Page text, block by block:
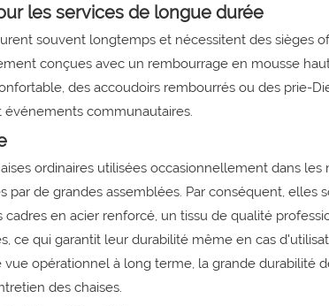
les services de longue durée
souvent longtemps et nécessitent des sièges
conçues avec un rembourrage en mousse
des accoudoirs rembourrés ou des prie-
événements communautaires.
ordinaires utilisées occasionnellement dans
par de grandes assemblées. Par conséquent, elles
cadres en acier renforcé, un tissu de qualité
ce qui garantit leur durabilité même en cas
vue opérationnel à long terme, la grande durabilité
des chaises.